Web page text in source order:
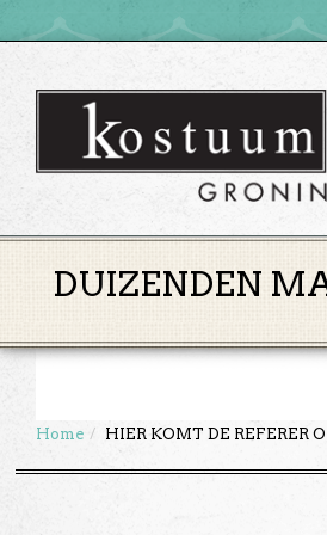
DUIZENDEN
Home HIER KOMT DE REFERER